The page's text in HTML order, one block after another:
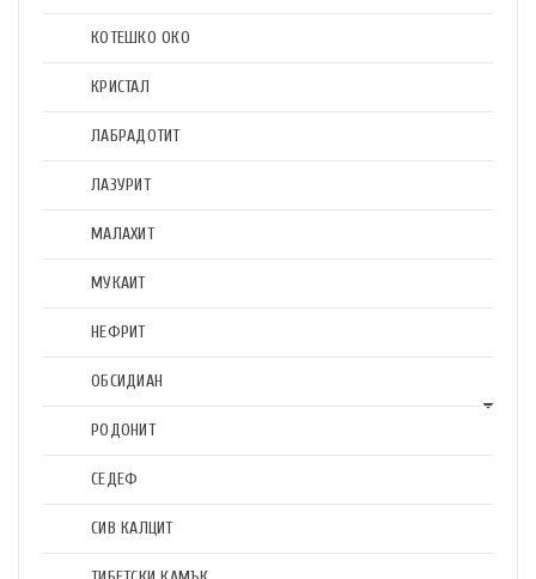
КОТЕШКО ОКО
КРИСТАЛ
ЛАБРАДОТИТ
ЛАЗУРИТ
МАЛАХИТ
МУКАИТ
НЕФРИТ
ОБСИДИАН
РОДОНИТ
СЕДЕФ
СИВ КАЛЦИТ